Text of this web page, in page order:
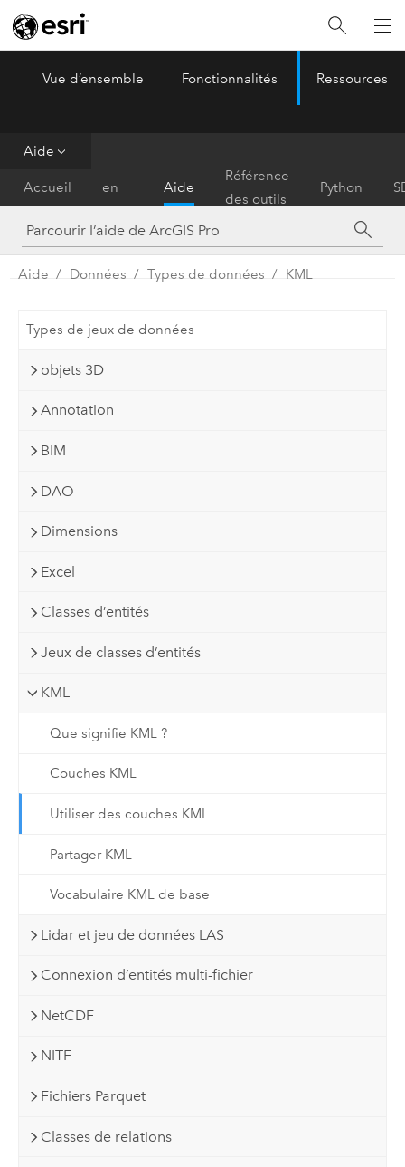
ArcGIS Pro
Vue d’ensemble Fonctionnalités Ressources
Aide
Accueil
en
main
Aide
Référence
des outils
Python
Aide Données Types de données KML
Types de jeux de données
objets 3D
Annotation
BIM
DAO
Dimensions
Excel
Classes d’entités
Jeux de classes d’entités
KML
Que signifie KML ?
Couches KML
Utiliser des couches KML
Partager KML
Vocabulaire KML de base
Lidar et jeu de données LAS
Connexion d’entités multi-fichier
NetCDF
NITF
Fichiers Parquet
Classes de relations